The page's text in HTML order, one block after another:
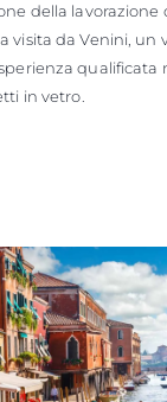
della lavorazione
visita da Venini, un
qualificata
in vetro.